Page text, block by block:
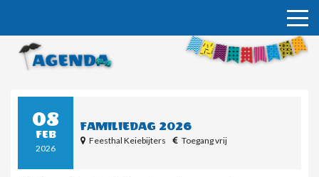
Home
Agenda
08
FEB
2026
FAMILIEDAG 2026
Feesthal Keiebijters Toegang vrij